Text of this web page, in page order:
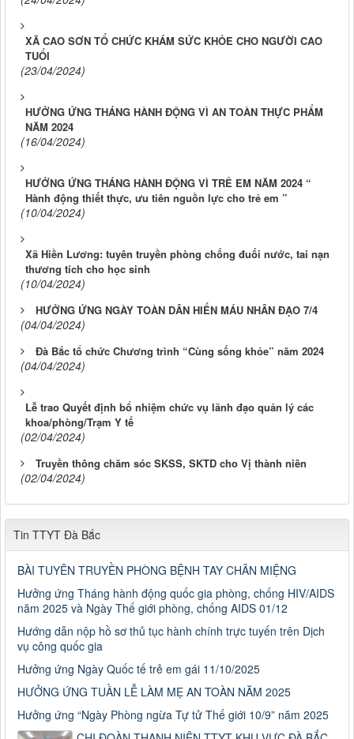
XÃ CAO SƠN TỔ CHỨC KHÁM SỨC KHỎE CHO NGƯỜI CAO
TUỔI
(23/04/2024)
HƯỞNG ỨNG THÁNG HÀNH ĐỘNG VÌ AN TOÀN THỰC PHẨM
NĂM 2024
(16/04/2024)
HƯỞNG ỨNG THÁNG HÀNH ĐỘNG VÌ TRẺ EM NĂM 2024 “
Hành động thiết thực, ưu tiên nguồn lực cho trẻ em ”
(10/04/2024)
Xã Hiền Lương: tuyên truyền phòng chống đuối nước, tai nạn
thương tích cho học sinh
(10/04/2024)
HƯỞNG ỨNG NGÀY TOÀN DÂN HIẾN MÁU NHÂN ĐẠO 7/4
(04/04/2024)
Đà Bắc tổ chức Chương trình “Cùng sống khỏe” năm 2024
(04/04/2024)
Lễ trao Quyết định bổ nhiệm chức vụ lãnh đạo quản lý các
khoa/phòng/Trạm Y tế
(02/04/2024)
Truyền thông chăm sóc SKSS, SKTD cho Vị thành niên
(02/04/2024)
Tin TTYT Đà Bắc
BÀI TUYÊN TRUYỀN PHÒNG BỆNH TAY CHÂN MIỆNG
Hưởng ứng Tháng hành động quốc gia phòng, chống HIV/AIDS
năm 2025 và Ngày Thế giới phòng, chống AIDS 01/12
Hướng dẫn nộp hồ sơ thủ tục hành chính trực tuyến trên Dịch
vụ công quốc gia
Hưởng ứng Ngày Quốc tế trẻ em gái 11/10/2025
HƯỞNG ỨNG TUẦN LỄ LÀM MẸ AN TOÀN NĂM 2025
Hưởng ứng “Ngày Phòng ngừa Tự tử Thế giới 10/9” năm 2025